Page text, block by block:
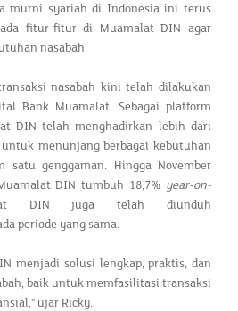
murni syariah di Indonesia ini terus
fitur-fitur di Muamalat DIN agar
nasabah.
nasabah kini telah dilakukan
Bank Muamalat. Sebagai platform
DIN telah menghadirkan lebih dari
menunjang berbagai kebutuhan
satu genggaman. Hingga November
DIN tumbuh 18,7% year-on-
DIN juga telah diunduh
periode yang sama.
menjadi solusi lengkap, praktis, dan
baik untuk memfasilitasi transaksi
ujar Ricky.